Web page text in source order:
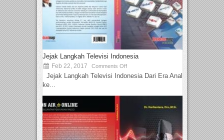
Jejak Langkah Televisi Indonesia
Feb 22, 2017 Comments Off
Jejak Langkah Televisi Indonesia Dari Era Analog
ke...